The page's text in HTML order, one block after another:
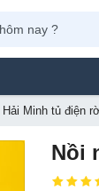
Minh tủ điện
Nồi